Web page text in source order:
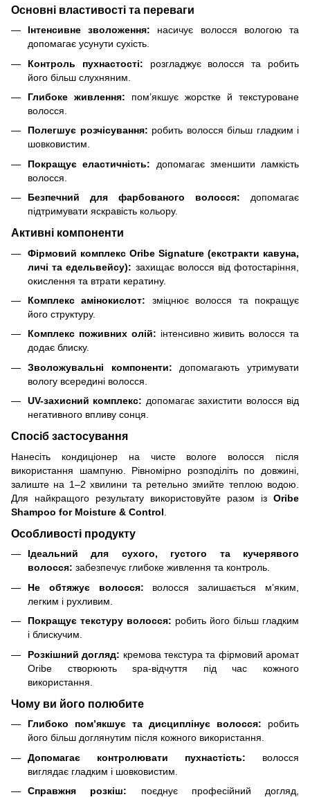
Основні властивості та переваги
Інтенсивне зволоження: насичує волосся вологою та
допомагає усунути сухість.
Контроль пухнастості: розгладжує волосся та робить
його більш слухняним.
Глибоке живлення: пом’якшує жорстке й текстуроване
волосся.
Полегшує розчісування: робить волосся більш гладким і
шовковистим.
Покращує еластичність: допомагає зменшити ламкість
волосся.
Безпечний для фарбованого волосся: допомагає
підтримувати яскравість кольору.
Активні компоненти
Фірмовий комплекс Oribe Signature (екстракти кавуна,
личі та едельвейсу): захищає волосся від фотостаріння,
окислення та втрати кератину.
Комплекс амінокислот: зміцнює волосся та покращує
його структуру.
Комплекс поживних олій: інтенсивно живить волосся та
додає блиску.
Зволожувальні компоненти: допомагають утримувати
вологу всередині волосся.
UV-захисний комплекс: допомагає захистити волосся від
негативного впливу сонця.
Спосіб застосування
Нанесіть кондиціонер на чисте вологе волосся після
використання шампуню. Рівномірно розподіліть по довжині,
залиште на 1–2 хвилини та ретельно змийте теплою водою.
Для найкращого результату використовуйте разом із Oribe
Shampoo for Moisture & Control
Особливості продукту
Ідеальний для сухого, густого та кучерявого
волосся: забезпечує глибоке живлення та контроль.
Не обтяжує волосся: волосся залишається м’яким,
легким і рухливим.
Покращує текстуру волосся: робить його більш гладким
і блискучим.
Розкішний догляд: кремова текстура та фірмовий аромат
Oribe створюють spa-відчуття під час кожного
використання.
Чому ви його полюбите
Глибоко пом’якшує та дисциплінує волосся: робить
його більш доглянутим після кожного використання.
Допомагає контролювати пухнастість: волосся
виглядає гладким і шовковистим.
Справжня розкіш: поєднує професійний догляд,